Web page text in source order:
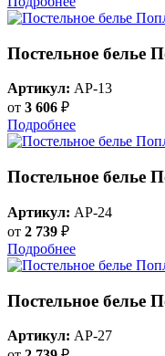
Постельное белье
Артикул: AP-13
от 3 606 ₽
Подробнее
Постельное белье
Артикул: AP-24
от 2 739 ₽
Подробнее
Постельное белье
Артикул: AP-27